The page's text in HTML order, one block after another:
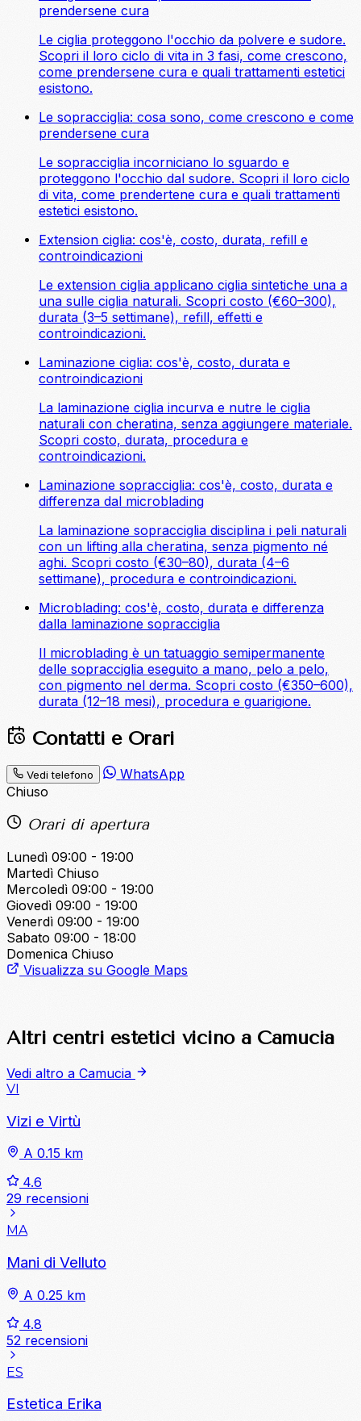
prendersene cura
Le ciglia proteggono l'occhio da polvere e sudore.
Scopri il loro ciclo di vita in 3 fasi, come crescono,
come prendersene cura e quali trattamenti estetici
esistono.
Le sopracciglia: cosa sono, come crescono e come
prendersene cura
Le sopracciglia incorniciano lo sguardo e
proteggono l'occhio dal sudore. Scopri il loro ciclo
di vita, come prendertene cura e quali trattamenti
estetici esistono.
Extension ciglia: cos'è, costo, durata, refill e
controindicazioni
Le extension ciglia applicano ciglia sintetiche una a
una sulle ciglia naturali. Scopri costo (€60–300),
durata (3–5 settimane), refill, effetti e
controindicazioni.
Laminazione ciglia: cos'è, costo, durata e
controindicazioni
La laminazione ciglia incurva e nutre le ciglia
naturali con cheratina, senza aggiungere materiale.
Scopri costo, durata, procedura e
controindicazioni.
Laminazione sopracciglia: cos'è, costo, durata e
differenza dal microblading
La laminazione sopracciglia disciplina i peli naturali
con un lifting alla cheratina, senza pigmento né
aghi. Scopri costo (€30–80), durata (4–6
settimane), procedura e controindicazioni.
Microblading: cos'è, costo, durata e differenza
dalla laminazione sopracciglia
Il microblading è un tatuaggio semipermanente
delle sopracciglia eseguito a mano, pelo a pelo,
con pigmento nel derma. Scopri costo (€350–600),
durata (12–18 mesi), procedura e guarigione.
Contatti e Orari
Vedi telefono
WhatsApp
Chiuso
Orari di apertura
Lunedì 09:00 - 19:00
Martedì Chiuso
Mercoledì 09:00 - 19:00
Giovedì 09:00 - 19:00
Venerdì 09:00 - 19:00
Sabato 09:00 - 18:00
Domenica Chiuso
Visualizza su Google Maps
Altri centri estetici vicino a Camucia
Vedi altro a Camucia
VI
Vizi e Virtù
A 0.15 km
4.6
29 recensioni
MA
Mani di Velluto
A 0.25 km
4.8
52 recensioni
ES
Estetica Erika